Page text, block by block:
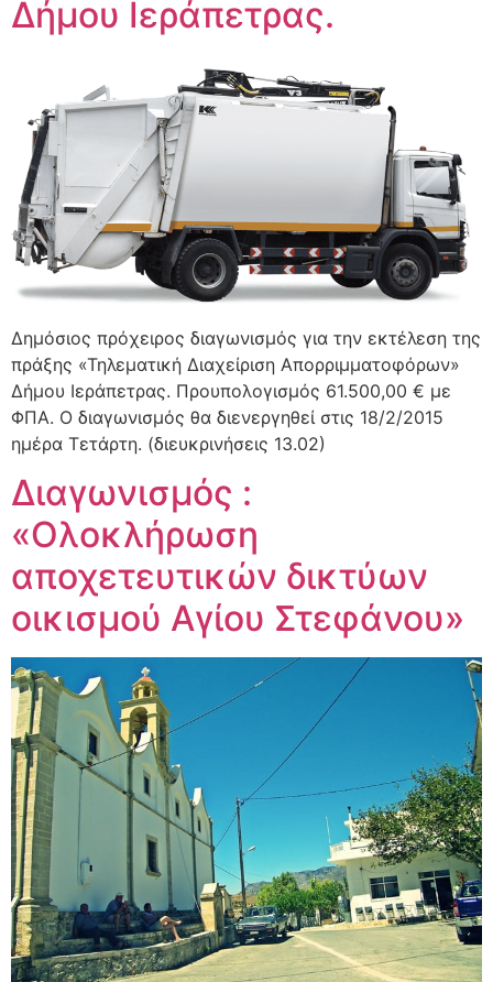
Δήμου Ιεράπετρας.
Δημόσιος πρόχειρος διαγωνισμός για την εκτέλεση της
πράξης «Τηλεματική Διαχείριση Απορριμματοφόρων»
Δήμου Ιεράπετρας. Προυπολογισμός 61.500,00 € με
ΦΠΑ. Ο διαγωνισμός θα διενεργηθεί στις 18/2/2015
ημέρα Τετάρτη. (διευκρινήσεις 13.02)
Διαγωνισμός :
«Ολοκλήρωση
αποχετευτικών δικτύων
οικισμού Αγίου Στεφάνου»